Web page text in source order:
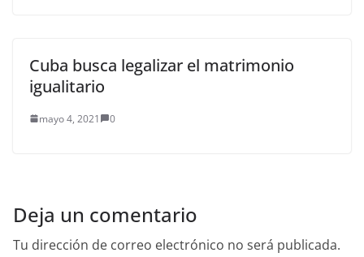
Cuba busca legalizar el matrimonio
igualitario
mayo 4, 2021 0
Deja un comentario
Tu dirección de correo electrónico no será publicada.